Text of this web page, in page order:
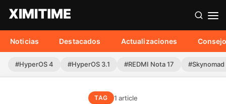
Noticias Destacados Actualizaciones
#HyperOS 4 #HyperOS 3.1 #REDMI Nota 17 #Skynomad
TAG 1 article